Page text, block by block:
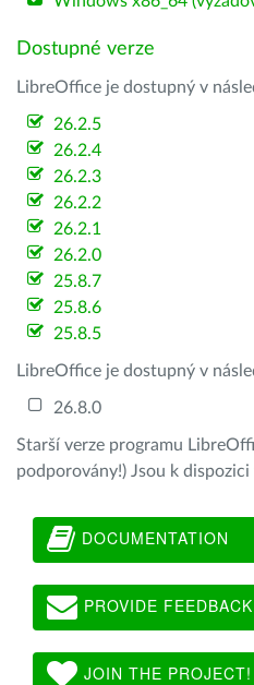
Dostupné verze
LibreOffice je dostupný v
26.2.5
26.2.4
26.2.3
26.2.2
26.2.1
26.2.0
25.8.7
25.8.6
25.8.5
LibreOffice je dostupný v
26.8.0
Starší verze programu
podporovány!) Jsou k dispozici
DOCUMENTATION
PROVIDE FEEDBACK
JOIN THE PROJECT!